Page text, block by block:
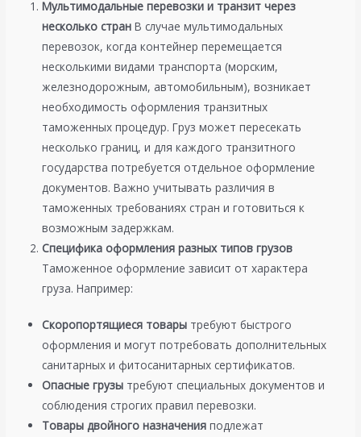
Мультимодальные перевозки и транзит через
несколько стран В случае мультимодальных
перевозок, когда контейнер перемещается
несколькими видами транспорта (морским,
железнодорожным, автомобильным), возникает
необходимость оформления транзитных
таможенных процедур. Груз может пересекать
несколько границ, и для каждого транзитного
государства потребуется отдельное оформление
документов. Важно учитывать различия в
таможенных требованиях стран и готовиться к
возможным задержкам.
Специфика оформления разных типов грузов
Таможенное оформление зависит от характера
груза. Например:
Скоропортящиеся товары требуют быстрого
оформления и могут потребовать дополнительных
санитарных и фитосанитарных сертификатов.
Опасные грузы требуют специальных документов и
соблюдения строгих правил перевозки.
Товары двойного назначения подлежат